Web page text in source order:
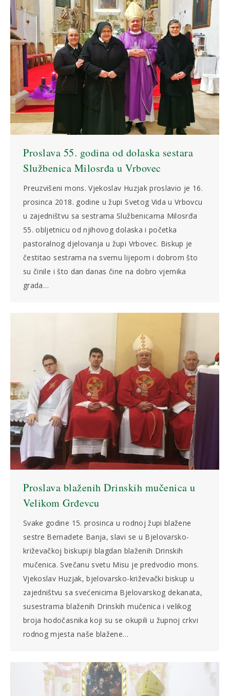
Proslava 55. godina od dolaska sestara
Službenica Milosrđa u Vrbovec
Preuzvišeni mons. Vjekoslav Huzjak proslavio je 16.
prosinca 2018. godine u župi Svetog Vida u Vrbovcu
u zajedništvu sa sestrama Službenicama Milosrđa
55. obljetnicu od njihovog dolaska i početka
pastoralnog djelovanja u župi Vrbovec. Biskup je
čestitao sestrama na svemu lijepom i dobrom što
su činile i što dan danas čine na dobro vjernika
grada…
Proslava blaženih Drinskih mučenica u
Velikom Grđevcu
Svake godine 15. prosinca u rodnoj župi blažene
sestre Bernadete Banja, slavi se u Bjelovarsko-
križevačkoj biskupiji blagdan blaženih Drinskih
mučenica. Svečanu svetu Misu je predvodio mons.
Vjekoslav Huzjak, bjelovarsko-križevački biskup u
zajedništvu sa svećenicima Bjelovarskog dekanata,
susestrama blaženih Drinskih mučenica i velikog
broja hodočasnika koji su se okupili u župnoj crkvi
rodnog mjesta naše blažene…